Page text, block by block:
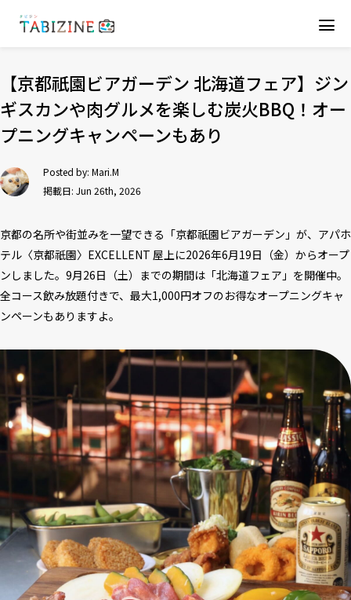
【京都祇園ビアガーデン 北海道フェア】ジン
ギスカンや肉グルメを楽しむ炭火BBQ！オー
プニングキャンペーンもあり
Posted by: Mari.M
掲載日: Jun 26th, 2026
京都の名所や街並みを一望できる「京都祇園ビアガーデン」が、アパホ
テル〈京都祇園〉EXCELLENT 屋上に2026年6月19日（金）からオープ
ンしました。9月26日（土）までの期間は「北海道フェア」を開催中。
全コース飲み放題付きで、最大1,000円オフのお得なオープニングキャ
ンペーンもありますよ。